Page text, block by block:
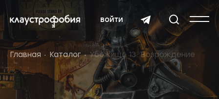
войти
Главная Каталог Убежище 13. Возрождение